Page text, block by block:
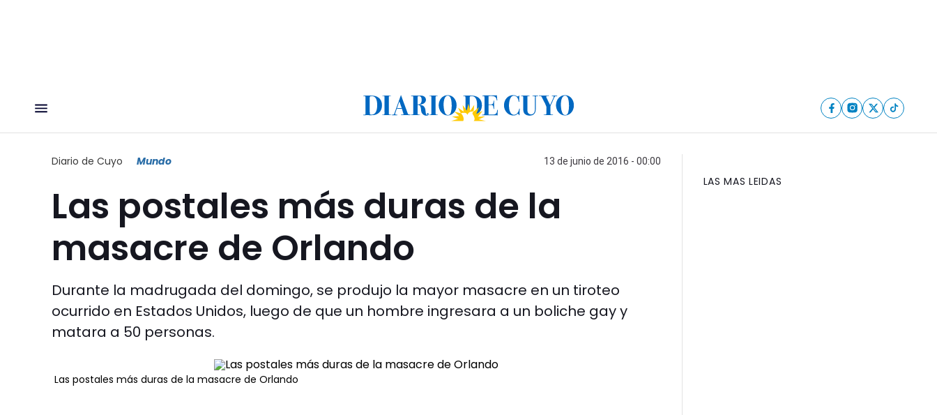
Diario de Cuyo Mundo 13 de junio de 2016 - 00:00
Las postales más duras de la
masacre de Orlando
Durante la madrugada del domingo, se produjo la mayor masacre en un tiroteo
ocurrido en Estados Unidos, luego de que un hombre ingresara a un boliche gay y
matara a 50 personas.
Las postales más duras de la masacre de Orlando
LAS MAS LEIDAS